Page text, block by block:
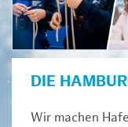
DIE
Wir machen